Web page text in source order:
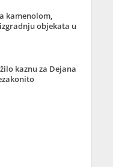
kamenolom,
objekata u
kaznu za Dejana